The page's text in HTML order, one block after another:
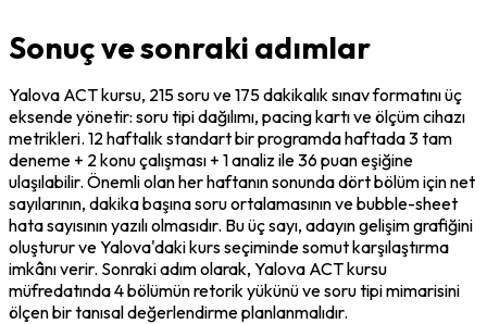
Sonuç ve sonraki adımlar
Yalova ACT kursu, 215 soru ve 175 dakikalık sınav formatını üç
eksende yönetir: soru tipi dağılımı, pacing kartı ve ölçüm cihazı
metrikleri. 12 haftalık standart bir programda haftada 3 tam
deneme + 2 konu çalışması + 1 analiz ile 36 puan eşiğine
ulaşılabilir. Önemli olan her haftanın sonunda dört bölüm için net
sayılarının, dakika başına soru ortalamasının ve bubble-sheet
hata sayısının yazılı olmasıdır. Bu üç sayı, adayın gelişim grafiğini
oluşturur ve Yalova'daki kurs seçiminde somut karşılaştırma
imkânı verir. Sonraki adım olarak, Yalova ACT kursu
müfredatında 4 bölümün retorik yükünü ve soru tipi mimarisini
ölçen bir tanısal değerlendirme planlanmalıdır.